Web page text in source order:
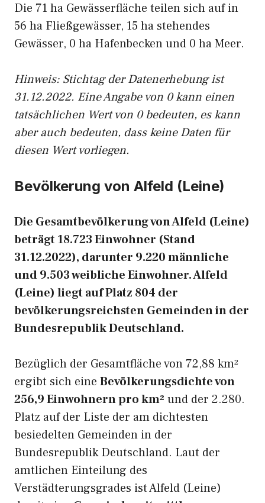
Die 71 ha Gewässerfläche teilen sich auf in
56 ha Fließgewässer, 15 ha stehendes
Gewässer, 0 ha Hafenbecken und 0 ha Meer.
Hinweis: Stichtag der Datenerhebung ist
31.12.2022. Eine Angabe von 0 kann einen
tatsächlichen Wert von 0 bedeuten, es kann
aber auch bedeuten, dass keine Daten für
diesen Wert vorliegen.
Bevölkerung von Alfeld (Leine)
Die Gesamtbevölkerung von Alfeld (Leine)
beträgt 18.723 Einwohner (Stand
31.12.2022), darunter 9.220 männliche
und 9.503 weibliche Einwohner. Alfeld
(Leine) liegt auf Platz 804 der
bevölkerungsreichsten Gemeinden in der
Bundesrepublik Deutschland.
Bezüglich der Gesamtfläche von 72,88 km²
ergibt sich eine Bevölkerungsdichte von
256,9 Einwohnern pro km² und der 2.280.
Platz auf der Liste der am dichtesten
besiedelten Gemeinden in der
Bundesrepublik Deutschland. Laut der
amtlichen Einteilung des
Verstädterungsgrades ist Alfeld (Leine)